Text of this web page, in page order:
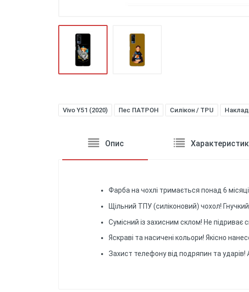
Vivo Y51 (2020) Пес ПАТРОН Силікон / TPU
Опис
Фарба на чохлі тримається понад 6
Щільний ТПУ (силіконовий) чохол!
Сумісний із захисним склом! Не підриває
Яскраві та насичені кольори! Якісно
Захист телефону від подряпин та ударів!